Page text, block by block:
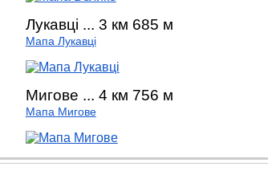
Лукавці ... 3 км 685 м
Мапа Лукавці
Мигове ... 4 км 756 м
Мапа Мигове